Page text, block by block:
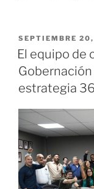
PUBLICADO
EL
SEPTIEMBRE
El equipo de
estrategia